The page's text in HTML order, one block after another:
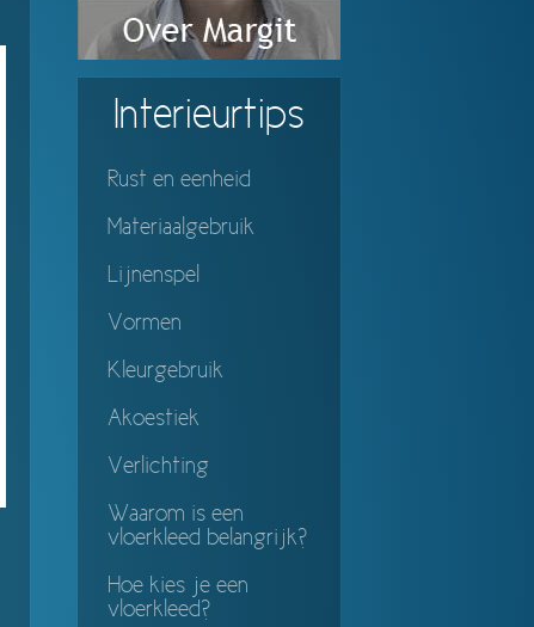
Interieurtips
Rust en eenheid
Materiaalgebruik
Lijnenspel
Vormen
Kleurgebruik
Akoestiek
Verlichting
Waarom is een
vloerkleed belangrijk?
Hoe kies je een
vloerkleed?